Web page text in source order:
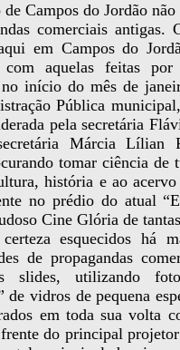
Campos do Jordão
comerciais antigas.
em Campos do
com aquelas feitas
início do mês de
Pública
pela secretária
Márcia Lílian
tomar ciência de
história e ao
no prédio do atual
Cine Glória de
esquecidos há
de propagandas
slides, utilizando
de vidros de pequena
em toda sua volta
do principal